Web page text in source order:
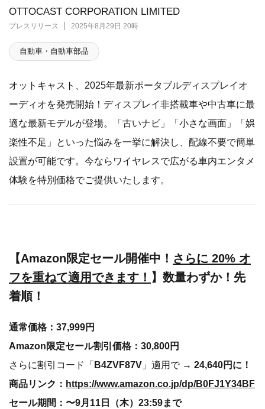
OTTOCAST CORPORATION LIMITED
プレスリリース 2025年8月29日 20時
自動車・自動車部品
オットキャスト、2025年最新ポータブルディスプレイオ
ーディオを発売開始！ディスプレイ非搭載車や中古車に最
適な最新モデルが登場。「古いナビ」「小さな画面」「娯
楽性不足」といった悩みを一挙に解決し、配線不要で簡単
設置が可能です。今ならワイヤレスで広がる車内エンタメ
体験を特別価格でご提供いたします。
【Amazon限定セール開催中！ さらに 20% オ
フを重ねて適用できます！ 】数量わずか！先
着順！
通常価格：37,999円
Amazon限定セール割引価格：30,800円
さらに割引コード「 B4ZVF87V 」適用で → 24,640円に！
商品リンク： https://www.amazon.co.jp/dp/B0FJ1Y34BF
セール期間：〜9月11日（木）23:59まで